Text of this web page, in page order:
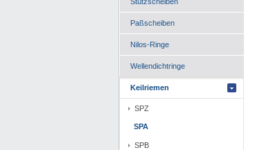
Paßscheiben
Nilos-Ringe
Wellendichtringe
Keilriemen
SPZ
SPA
SPB